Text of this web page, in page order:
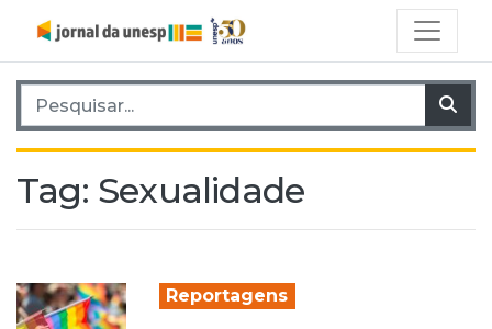
Pesquisar por:
Tag: Sexualidade
Reportagens